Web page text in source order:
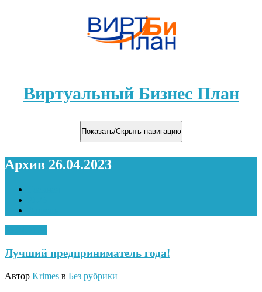
Виртуальный Бизнес План
Показать/Скрыть навигацию
Архив 26.04.2023
Лучший предприниматель года!
Автор Krimes в Без рубрики